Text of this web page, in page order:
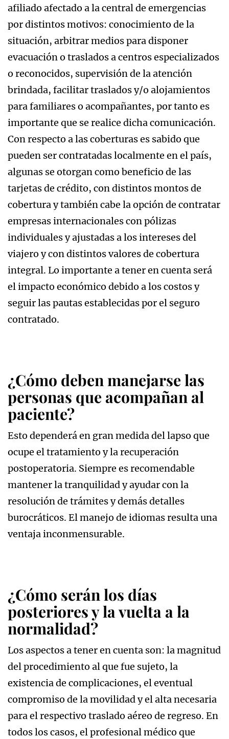
afiliado afectado a la central de emergencias
por distintos motivos: conocimiento de la
situación, arbitrar medios para disponer
evacuación o traslados a centros especializados
o reconocidos, supervisión de la atención
brindada, facilitar traslados y/o alojamientos
para familiares o acompañantes, por tanto es
importante que se realice dicha comunicación.
Con respecto a las coberturas es sabido que
pueden ser contratadas localmente en el país,
algunas se otorgan como beneficio de las
tarjetas de crédito, con distintos montos de
cobertura y también cabe la opción de contratar
empresas internacionales con pólizas
individuales y ajustadas a los intereses del
viajero y con distintos valores de cobertura
integral. Lo importante a tener en cuenta será
el impacto económico debido a los costos y
seguir las pautas establecidas por el seguro
contratado.
¿Cómo deben manejarse las
personas que acompañan al
paciente?
Esto dependerá en gran medida del lapso que
ocupe el tratamiento y la recuperación
postoperatoria. Siempre es recomendable
mantener la tranquilidad y ayudar con la
resolución de trámites y demás detalles
burocráticos. El manejo de idiomas resulta una
ventaja inconmensurable.
¿Cómo serán los días
posteriores y la vuelta a la
normalidad?
Los aspectos a tener en cuenta son: la magnitud
del procedimiento al que fue sujeto, la
existencia de complicaciones, el eventual
compromiso de la movilidad y el alta necesaria
para el respectivo traslado aéreo de regreso. En
todos los casos, el profesional médico que